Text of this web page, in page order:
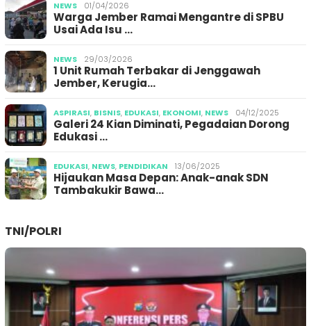
NEWS 01/04/2026
Warga Jember Ramai Mengantre di SPBU
Usai Ada Isu …
NEWS 29/03/2026
1 Unit Rumah Terbakar di Jenggawah
Jember, Kerugia…
ASPIRASI, BISNIS, EDUKASI, EKONOMI, NEWS 04/12/2025
Galeri 24 Kian Diminati, Pegadaian Dorong
Edukasi …
EDUKASI, NEWS, PENDIDIKAN 13/06/2025
Hijaukan Masa Depan: Anak-anak SDN
Tambakukir Bawa…
TNI/POLRI